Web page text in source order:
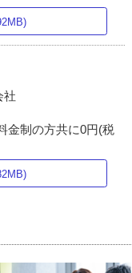
社
金制の方共に0円(税